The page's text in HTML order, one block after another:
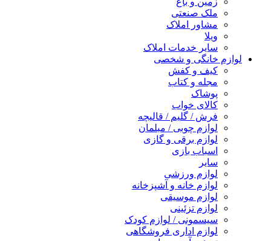
ملک صنعتی
مشاور املاک
ویلا
سایر خدمات املاک
لوازم خانگی و شخصی
کیف و کفش
مجله و کتاب
پوشاک
کالای خواب
فرش / گلیم / قالیچه
لوازم چوبی / مبلمان
لوازم برقی و گازی
اسباب بازی
سایر
لوازم ورزشی
لوازم خانه و آشپزخانه
لوازم موسیقی
لوازم تزئینی
سیسمونی / لوازم کودک
لوازم اداری فروشگاهی